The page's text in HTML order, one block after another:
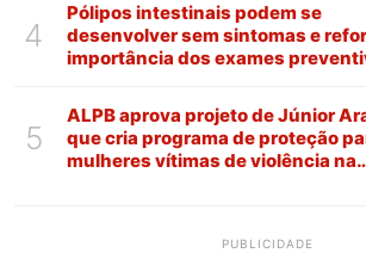
4
Pólipos intestinais podem se
desenvolver sem sintomas e
importância dos exames
5
ALPB aprova projeto de Júnior
que cria programa de proteção
mulheres vítimas de violência na
PUBLICIDADE